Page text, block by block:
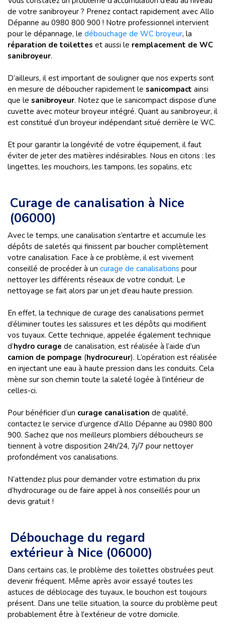
de votre sanibroyeur ? Prenez contact rapidement avec Allo
Dépanne au 0980 800 900 ! Notre professionnel intervient
pour le dépannage, le débouchage de WC broyeur, la
réparation de toilettes et aussi le remplacement de WC
sanibroyeur.
D’ailleurs, il est important de souligner que nos experts sont
en mesure de déboucher rapidement le sanicompact ainsi
que le sanibroyeur. Notez que le sanicompact dispose d’une
cuvette avec moteur broyeur intégré. Quant au sanibroyeur, il
est constitué d’un broyeur indépendant situé derrière le WC.
Et pour garantir la longévité de votre équipement, il faut
éviter de jeter des matières indésirables. Nous en citons : les
lingettes, les mouchoirs, les tampons, les sopalins, etc
Curage de canalisation à Nice
(06000)
Avec le temps, une canalisation s’entartre et accumule les
dépôts de saletés qui finissent par boucher complètement
votre canalisation. Face à ce problème, il est vivement
conseillé de procéder à un curage de canalisations pour
nettoyer les différents réseaux de votre conduit. Le
nettoyage se fait alors par un jet d’eau haute pression.
En effet, la technique de curage des canalisations permet
d’éliminer toutes les salissures et les dépôts qui modifient
vos tuyaux. Cette technique, appelée également technique
d’hydro curage de canalisation, est réalisée à l’aide d’un
camion de pompage (hydrocureur). L’opération est réalisée
en injectant une eau à haute pression dans les conduits. Cela
mène sur son chemin toute la saleté logée à l'intérieur de
celles-ci.
Pour bénéficier d’un curage canalisation de qualité,
contactez le service d’urgence d’Allo Dépanne au 0980 800
900. Sachez que nos meilleurs plombiers déboucheurs se
tiennent à votre disposition 24h/24, 7j/7 pour nettoyer
profondément vos canalisations.
N’attendez plus pour demander votre estimation du prix
d’hydrocurage ou de faire appel à nos conseillés pour un
devis gratuit !
Débouchage du regard
extérieur à Nice (06000)
Dans certains cas, le problème des toilettes obstruées peut
devenir fréquent. Même après avoir essayé toutes les
astuces de déblocage des tuyaux, le bouchon est toujours
présent. Dans une telle situation, la source du problème peut
probablement être à l'extérieur de votre domicile.